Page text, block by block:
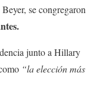
se congregaron
junto a Hillary
“la elección más